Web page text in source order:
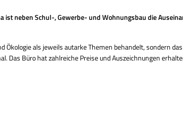
neben Schul-, Gewerbe- und Wohnungsbau die
als jeweils autarke Themen behandelt, sondern
Das Büro hat zahlreiche Preise und Auszeichnungen